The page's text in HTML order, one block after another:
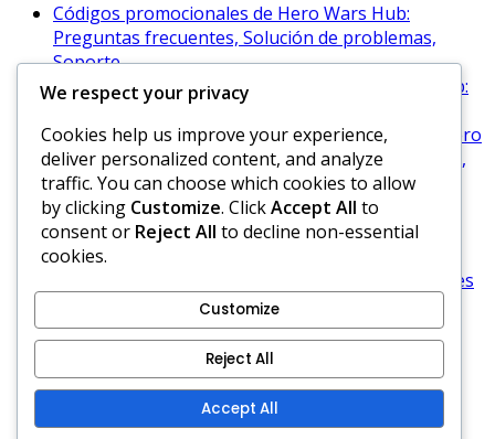
Códigos promocionales de Hero Wars Hub:
Preguntas frecuentes, Solución de problemas,
Soporte
Códigos promocionales de oro de Hero Wars Hub:
Códigos exclusivos, Cómo activar, Recompensas
Estrategias de código de la Era del Dominio en Hero
Wars: Maximizar recompensas, Mejores prácticas,
Consejos
Códigos promocionales de temporada de Hero
Wars Hub: ofertas navideñas, recompensas
temáticas, límites de tiempo
Tipos de Regalos Diarios de Hero Wars: Diferentes
recompensas, Categorías, Beneficios
Acerca de
Cookies y seguimiento
Política de protección de datos
Ponte en contacto
We respect your privacy
Cookies help us improve your experience,
deliver personalized content, and analyze
traffic. You can choose which cookies to allow
by clicking Customize. ClickAccept All to
consent or Reject All to decline non-essential
cookies.
Customize
Reject All
Accept All